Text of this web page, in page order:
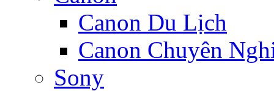
Canon Du Lịch
Canon Chuyên
Sony